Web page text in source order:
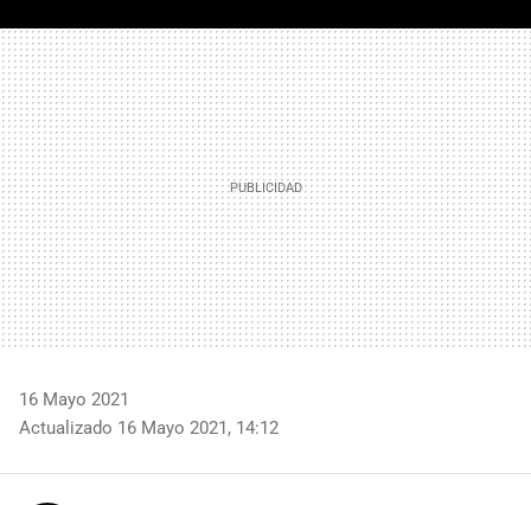
MAIL
16 Mayo 2021
Actualizado 16 Mayo 2021, 14:12